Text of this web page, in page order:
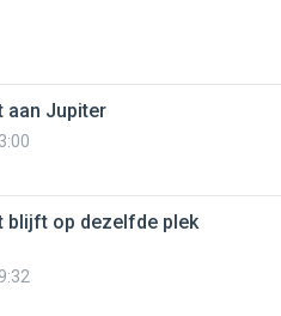
aan Jupiter
blijft op dezelfde plek